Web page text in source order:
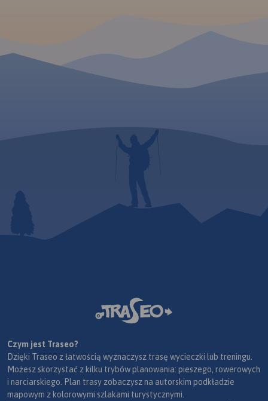
Czym jest Traseo?
Dzięki Traseo z łatwością wyznaczysz trasę wycieczki lub treningu.
Możesz skorzystać z kilku trybów planowania: pieszego, rowerowych
i narciarskiego. Plan trasy zobaczysz na autorskim podkładzie
mapowym z kolorowymi szlakami turystycznymi.